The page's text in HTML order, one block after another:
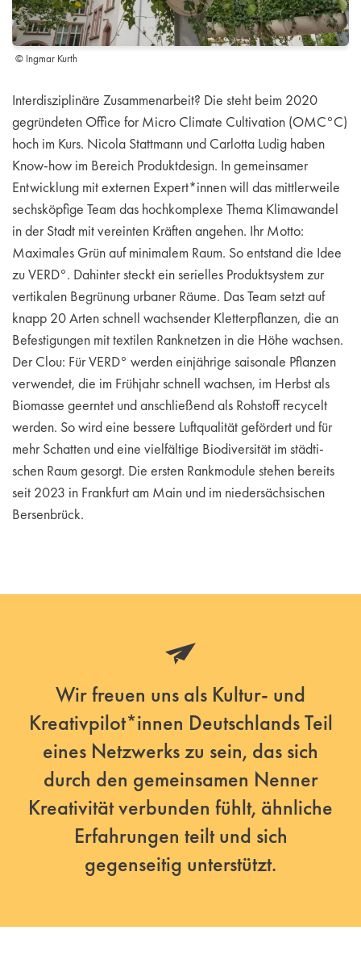
© Ingmar Kurth
Interdisziplinäre Zusammenarbeit? Die steht beim 2020
gegründeten Office for Micro Climate Cultivation (OMC°C)
hoch im Kurs. Nicola Stattmann und Carlotta Ludig haben
Know-how im Bereich Produktdesign. In gemeinsamer
Entwicklung mit externen Expert*innen will das mittlerweile
sechsköpfige Team das hochkomplexe Thema Klimawandel
in der Stadt mit vereinten Kräften angehen. Ihr Motto:
Maximales Grün auf minimalem Raum. So entstand die Idee
zu VERD°. Dahinter steckt ein serielles Produktsystem zur
vertikalen Begrünung urbaner Räume. Das Team setzt auf
knapp 20 Arten schnell wachsender Kletterpflanzen, die an
Befestigungen mit textilen Ranknetzen in die Höhe wachsen.
Der Clou: Für VERD° werden einjährige saisonale Pflanzen
verwendet, die im Frühjahr schnell wachsen, im Herbst als
Biomasse geerntet und anschließend als Rohstoff recycelt
werden. So wird eine bessere Luftqualität gefördert und für
mehr Schatten und eine vielfältige Biodiversität im städti-
schen Raum gesorgt. Die ersten Rankmodule stehen bereits
seit 2023 in Frankfurt am Main und im niedersächsischen
Bersenbrück.
Wir freuen uns als Kultur- und
Kreativpilot*innen Deutschlands Teil
eines Netzwerks zu sein, das sich
durch den gemeinsamen Nenner
Kreativität verbunden fühlt, ähnliche
Erfahrungen teilt und sich
gegenseitig unterstützt.